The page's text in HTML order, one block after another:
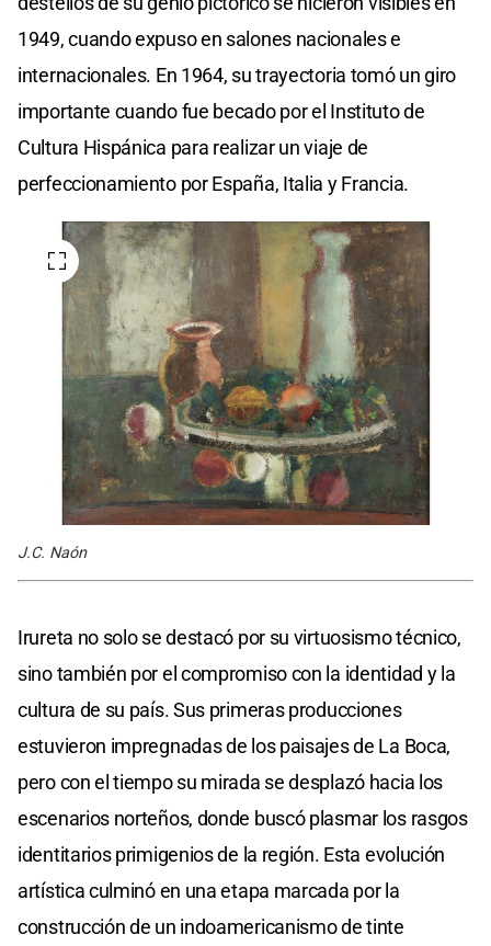
1949, cuando expuso en salones nacionales e
internacionales. En 1964, su trayectoria tomó un giro
importante cuando fue becado por el Instituto de
Cultura Hispánica para realizar un viaje de
perfeccionamiento por España, Italia y Francia.
J.C. Naón
Irureta no solo se destacó por su virtuosismo técnico,
sino también por el compromiso con la identidad y la
cultura de su país. Sus primeras producciones
estuvieron impregnadas de los paisajes de La Boca,
pero con el tiempo su mirada se desplazó hacia los
escenarios norteños, donde buscó plasmar los rasgos
identitarios primigenios de la región. Esta evolución
artística culminó en una etapa marcada por la
construcción de un indoamericanismo de tinte